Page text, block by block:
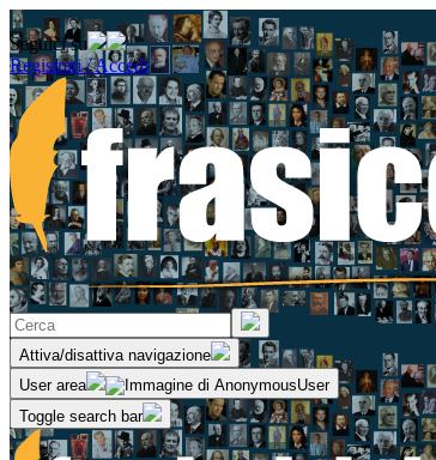
Seguici su
Registrati / Accedi
Attiva/disattiva navigazione
User area
Toggle search bar